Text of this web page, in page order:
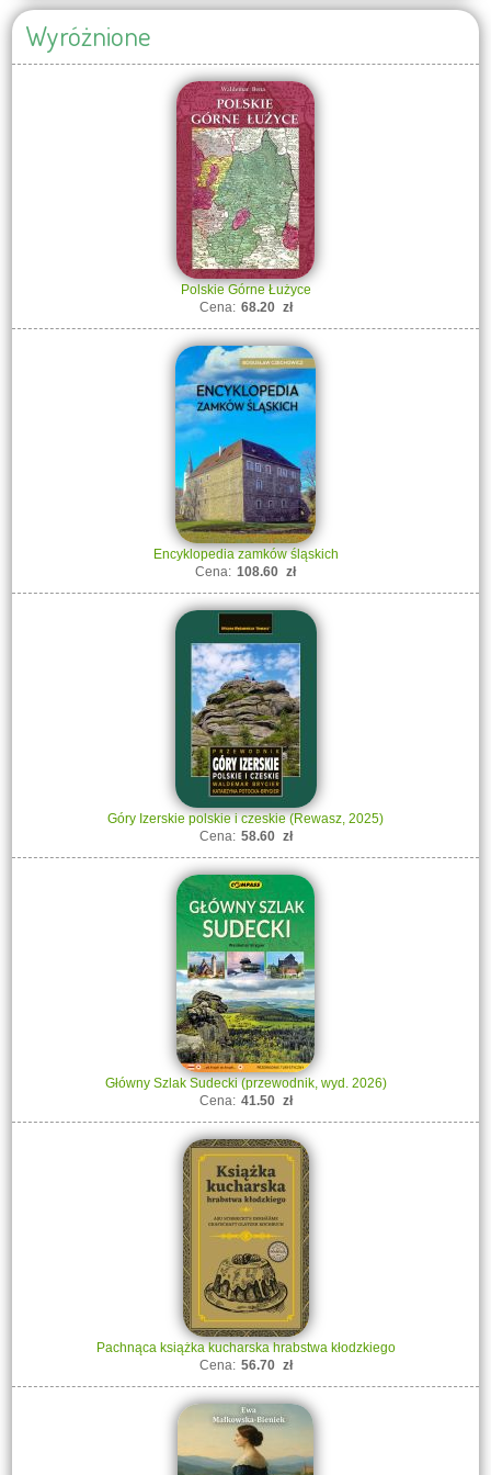
Wyróżnione
Polskie Górne Łużyce
Cena: 68.20 zł
Encyklopedia zamków śląskich
Cena: 108.60 zł
Góry Izerskie polskie i czeskie (Rewasz, 2025)
Cena: 58.60 zł
Główny Szlak Sudecki (przewodnik, wyd. 2026)
Cena: 41.50 zł
Pachnąca książka kucharska hrabstwa kłodzkiego
Cena: 56.70 zł